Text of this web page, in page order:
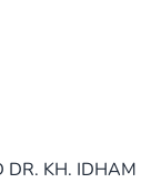
DR. KH. IDHAM